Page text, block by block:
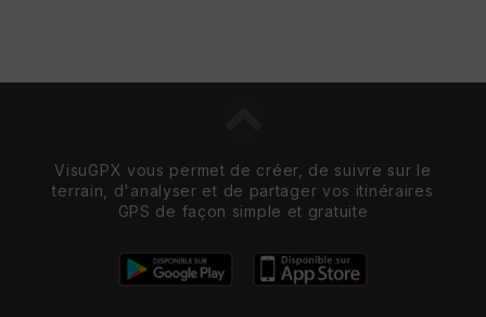
VisuGPX vous permet de créer, de suivre sur le
terrain, d'analyser et de partager vos itinéraires
GPS de façon simple et gratuite